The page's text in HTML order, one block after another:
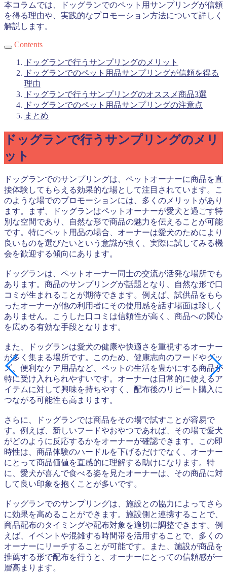
本コラムでは、ドッグランでのペット用サンプリングが信頼
を得る理由や、実践的なプロモーション方法について詳しく
解説します。
Contents
ドッグランで行うサンプリングのメリット
ドッグランでのペット用品サンプリングが信頼を得る
理由
ドッグランで行うサンプリングのオススメ商品3選
ドッグランでのペット用品サンプリングの注意点
まとめ
ドッグランで行うサンプリングのメリ
ット
ドッグランでのサンプリングは、ペットオーナーに商品を直
接体験してもらえる効果的な場として注目されています。こ
のような場でのプロモーションには、多くのメリットがあり
ます。まず、ドッグランはペットオーナーが愛犬と過ごす特
別な空間であり、自然な形で商品の魅力を伝えることが可能
です。特にペット用品の場合、オーナーは愛犬のためにより
良いものを選びたいという意識が強く、実際に試してみる機
会を歓迎する傾向にあります。
ドッグランは、ペットオーナー同士の交流が活発な場所でも
あります。商品のサンプリングが話題となり、自然な形で口
コミが生まれることが期待できます。例えば、試供品をもら
ったオーナーが他の利用者にその使用感を話す場面は珍しく
ありません。こうした口コミは信頼性が高く、商品への関心
を広める有効な手段となります。
また、ドッグランは愛犬の健康や快適さを重視するオーナー
が多く集まる場所です。このため、健康志向のフードやグッ
ズ、便利なケア用品など、ペットの生活を豊かにする商品が
特に受け入れられやすいです。オーナーは日常的に使えるア
イテムに対して興味を持ちやすく、配布後のリピート購入に
つながる可能性も高まります。
さらに、ドッグランでは商品をその場で試すことが容易で
す。例えば、新しいフードやおやつであれば、その場で愛犬
がどのように反応するかをオーナーが確認できます。この即
時性は、商品体験のハードルを下げるだけでなく、オーナー
にとって商品価値を直感的に理解する助けになります。特
に、愛犬が喜んで食べる姿を見たオーナーは、その商品に対
して良い印象を抱くことが多いです。
ドッグランでのサンプリングは、施設との協力によってさら
に効果を高めることができます。施設側と連携することで、
商品配布のタイミングや配布対象を適切に調整できます。例
えば、イベントや混雑する時間帯を活用することで、多くの
オーナーにリーチすることが可能です。また、施設が商品を
推薦する形で配布を行うと、オーナーにとっての信頼感が一
層高まります。